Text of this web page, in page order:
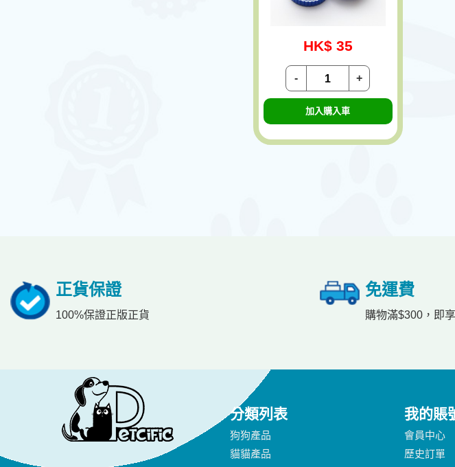
HK$ 35
+
-
加入購入車
正貨保證
100%保證正版正貨
免運費
購物滿$300，即
分類列表
狗狗產品
貓貓產品
我的賬
會員中心
歷史訂單